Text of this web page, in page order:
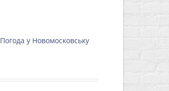
Погода у Новомосковську